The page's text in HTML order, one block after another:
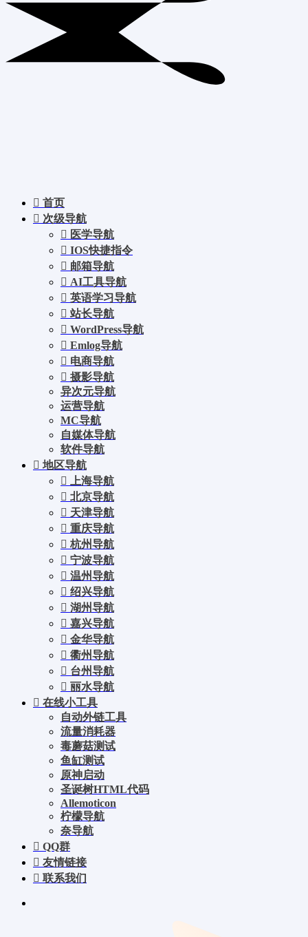
首页
次级导航
医学导航
IOS快捷指令
邮箱导航
AI工具导航
英语学习导航
站长导航
WordPress导航
Emlog导航
电商导航
摄影导航
异次元导航
运营导航
MC导航
自媒体导航
软件导航
地区导航
上海导航
北京导航
天津导航
重庆导航
杭州导航
宁波导航
温州导航
绍兴导航
湖州导航
嘉兴导航
金华导航
衢州导航
台州导航
丽水导航
在线小工具
自动外链工具
流量消耗器
毒蘑菇测试
鱼缸测试
原神启动
圣诞树HTML代码
Allemoticon
柠檬导航
奈导航
QQ群
友情链接
联系我们